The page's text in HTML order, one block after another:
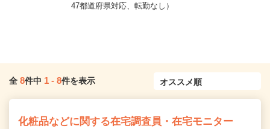
47都道府県対応、転勤なし）
全 8件中 1 - 8件を表示
化粧品などに関する在宅調査員・在宅モニター